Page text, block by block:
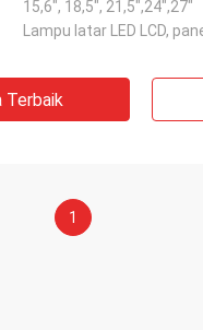
15,6", 18,5", 21,5",24",27"
Lampu latar LED LCD,
Terbaik
1